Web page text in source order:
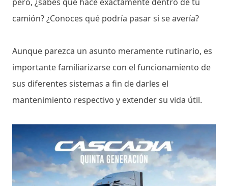
camión? ¿Conoces qué podría pasar si se avería?
Aunque parezca un asunto meramente rutinario, es
importante familiarizarse con el funcionamiento de
sus diferentes sistemas a fin de darles el
mantenimiento respectivo y extender su vida útil.